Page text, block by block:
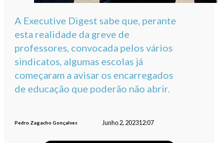
A Executive Digest sabe que, perante
esta realidade da greve de
professores, convocada pelos vários
sindicatos, algumas escolas já
começaram a avisar os encarregados
de educação que poderão não abrir.
Pedro Zagacho Gonçalves Junho 2, 202312:07